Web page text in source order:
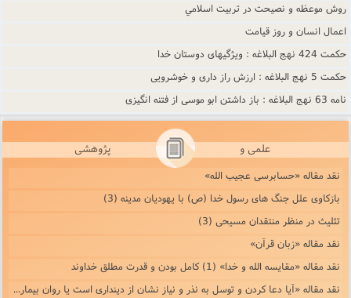
روش موعظه و نصيحت در تربيت اسلامي
اعمال انسان و روز قيامت
حکمت 424 نهج البلاغه : ویژگیهای دوستان خدا
حکمت 5 نهج البلاغه : ارزش راز دارى و خوشرويى
نامه 63 نهج البلاغه : باز داشتن ابو موسى از فتنه انگيزى
علمی و پژوهشی
نقد مقاله «حسابرسی عجیب الله»
بازکاوی علل جنگ های رسول خدا (ص) با یهودیان مدینه (3)
تثلیث در منظر منتقدان مسیحی (3)
نقد مقاله «زبان قرآن»
نقد مقاله «مقایسه الله و خدا» (1) کامل بودن و قدرت مطلق خداوند
نقد مقاله «آیا دعا کردن و توسل به نذر و نیاز نشان از دینداری است یا روان بیماری؟» (1)